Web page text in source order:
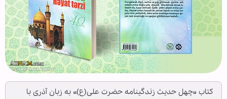
کتاب «چهل حدیث زندگینامه حضرت علی(ع)» به زبان آذری با